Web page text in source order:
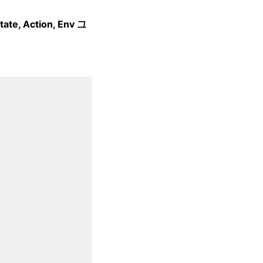
Action, Env 그